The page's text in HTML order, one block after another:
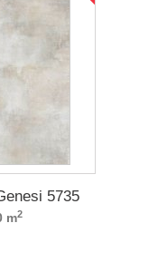
5735
m2